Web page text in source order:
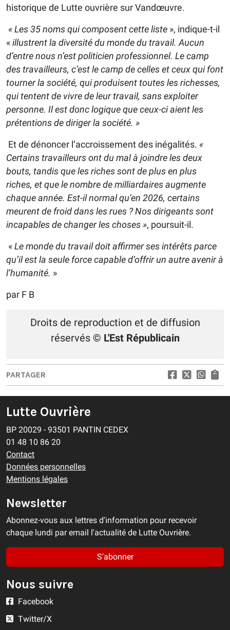
historique de Lutte ouvrière sur Vandœuvre.
« Les 35 noms qui composent cette liste », indique-t-il
«illustrent la diversité du monde du travail. Aucun
d’entre nous n’est politicien professionnel. Le camp
des travailleurs, c’est le camp de celles et ceux qui font
tourner la société, qui produisent toutes les richesses,
qui tentent de vivre de leur travail, sans exploiter
personne. Il est donc logique que ceux-ci aient les
prétentions de diriger la société. »
Et de dénoncer l’accroissement des inégalités. «
Certains travailleurs ont du mal à joindre les deux
bouts, tandis que les riches sont de plus en plus
riches, et que le nombre de milliardaires augmente
chaque année. Est-il normal qu’en 2026, certains
meurent de froid dans les rues ? Nos dirigeants sont
incapables de changer les choses », poursuit-il.
«Le monde du travail doit affirmer ses intérêts parce
qu’il est la seule force capable d’offrir un autre avenir à
l’humanité. »
par F B
Droits de reproduction et de diffusion
réservés © L'Est Républicain
PARTAGER
Lutte Ouvrière
BP 20029 - 93501 PANTIN CEDEX
01 48 10 86 20
Contact
Données personnelles
Mentions légales
Newsletter
Abonnez-vous aux lettres d'information pour recevoir
chaque lundi par email l'actualité de Lutte Ouvrière.
S'abonner
Nous suivre
Facebook
Twitter/X